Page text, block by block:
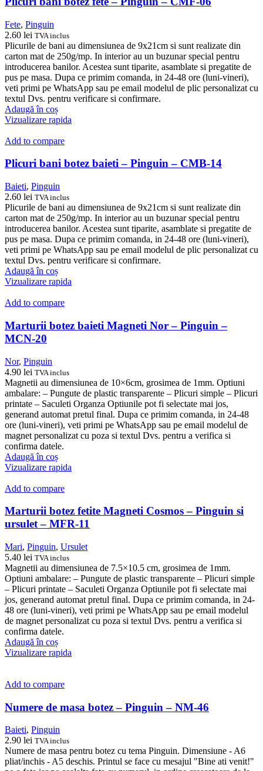
Fete, Pinguin
2.60 lei TVA inclus
Plicurile de bani au dimensiunea de 9x21cm si sunt realizate din
carton mat de 250g/mp. In interior au un buzunar special pentru
introducerea banilor. Acestea sunt tiparite, asamblate si pregatite de
pus pe masa. Dupa ce primim comanda, in 24-48 ore (luni-vineri),
veti primi pe WhatsApp sau pe email modelul de plic personalizat cu
textul Dvs. pentru verificare si confirmare.
Adaugă în coș
Vizualizare rapida
Add to compare
Plicuri bani botez baieti – Pinguin – CMB-14
Baieti, Pinguin
2.60 lei TVA inclus
Plicurile de bani au dimensiunea de 9x21cm si sunt realizate din
carton mat de 250g/mp. In interior au un buzunar special pentru
introducerea banilor. Acestea sunt tiparite, asamblate si pregatite de
pus pe masa. Dupa ce primim comanda, in 24-48 ore (luni-vineri),
veti primi pe WhatsApp sau pe email modelul de plic personalizat cu
textul Dvs. pentru verificare si confirmare.
Adaugă în coș
Vizualizare rapida
Add to compare
Marturii botez baieti Magneti Nor – Pinguin –
MCN-20
Nor, Pinguin
4.90 lei TVA inclus
Magnetii au dimensiunea de 10×6cm, grosimea de 1mm. Optiuni
ambalare: – Pungute de plastic transparente – Plicuri simple – Plicuri
printate – Saculeti Organza Optiunile pot fi selectate mai jos,
generand automat pretul final. Dupa ce primim comanda, in 24-48
ore (luni-vineri), veti primi pe WhatsApp sau pe email modelul de
magnet personalizat cu poza si textul Dvs. pentru a verifica si
confirma datele.
Adaugă în coș
Vizualizare rapida
Add to compare
Marturii botez fetite Magneti Cosmos – Pinguin si
ursulet – MFR-11
Mari, Pinguin, Ursulet
5.40 lei TVA inclus
Magnetii au dimensiunea de 7.5×10.5 cm, grosimea de 1mm.
Optiuni ambalare: – Pungute de plastic transparente – Plicuri simple
– Plicuri printate – Saculeti Organza Optiunile pot fi selectate mai
jos, generand automat pretul final. Dupa ce primim comanda, in 24-
48 ore (luni-vineri), veti primi pe WhatsApp sau pe email modelul
de magnet personalizat cu poza si textul Dvs. pentru a verifica si
confirma datele.
Adaugă în coș
Vizualizare rapida
Add to compare
Numere de masa botez – Pinguin – NM-46
Baieti, Pinguin
2.90 lei TVA inclus
Numere de masa pentru botez cu tema Pinguin. Dimensiune - A6
pliat/inchis - A5 deschis. Printul se face cu mesajul "Bine ati venit!"